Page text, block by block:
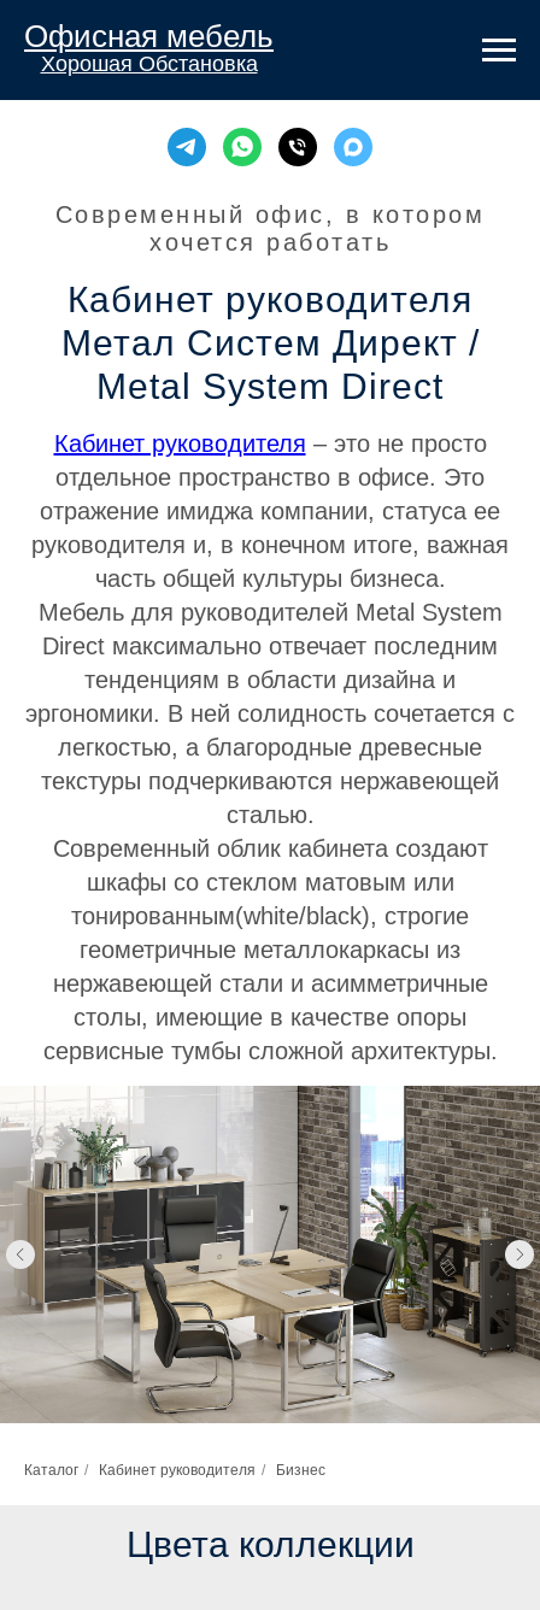
Офисная мебель
Хорошая Обстановка
Современный офис, в котором
хочется работать
Кабинет руководителя
Метал Систем Директ /
Metal System Direct
Кабинет руководителя – это не просто
отдельное пространство в офисе. Это
отражение имиджа компании, статуса ее
руководителя и, в конечном итоге, важная
часть общей культуры бизнеса.
Мебель для руководителей Metal System
Direct максимально отвечает последним
тенденциям в области дизайна и
эргономики. В ней солидность сочетается с
легкостью, а благородные древесные
текстуры подчеркиваются нержавеющей
сталью.
Современный облик кабинета создают
шкафы со стеклом матовым или
тонированным(white/black), строгие
геометричные металлокаркасы из
нержавеющей стали и асимметричные
столы, имеющие в качестве опоры
сервисные тумбы сложной архитектуры.
Каталог / Кабинет руководителя / Бизнес
Цвета коллекции